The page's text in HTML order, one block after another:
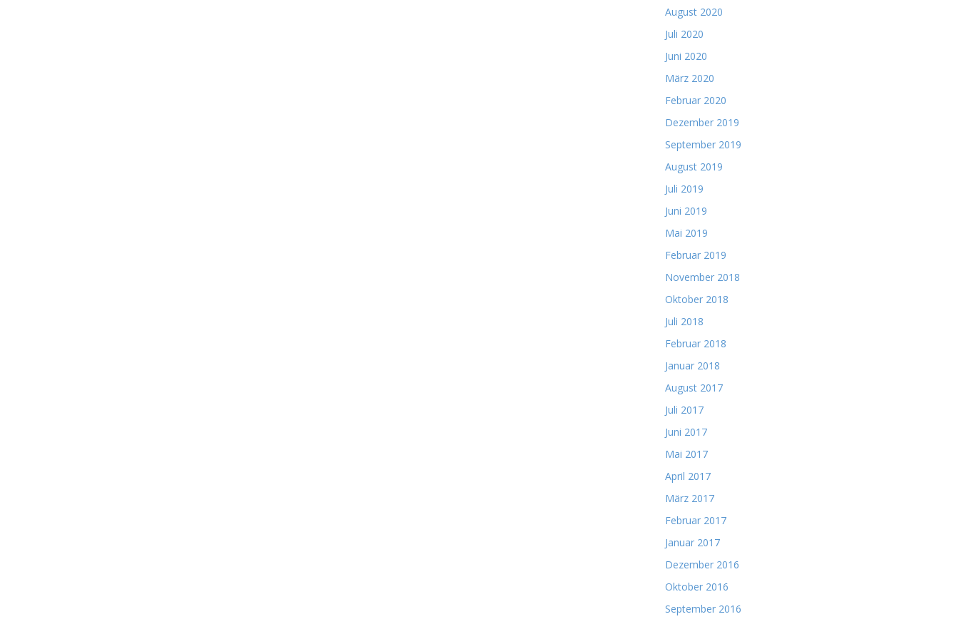
August 2020
Juli 2020
Juni 2020
März 2020
Februar 2020
Dezember 2019
September 2019
August 2019
Juli 2019
Juni 2019
Mai 2019
Februar 2019
November 2018
Oktober 2018
Juli 2018
Februar 2018
Januar 2018
August 2017
Juli 2017
Juni 2017
Mai 2017
April 2017
März 2017
Februar 2017
Januar 2017
Dezember 2016
Oktober 2016
September 2016